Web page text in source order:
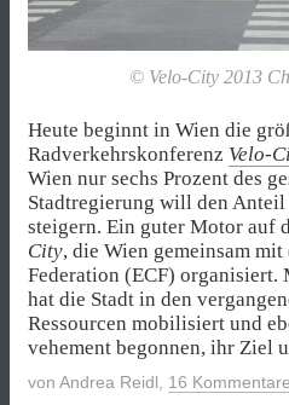
© Velo-City 2013
Heute beginnt in Wien die
Radverkehrskonferenz Velo-
Wien nur sechs Prozent des
Stadtregierung will den
steigern. Ein guter Motor auf
City, die Wien gemeinsam
Federation (ECF) organisiert.
hat die Stadt in den
Ressourcen mobilisiert und
vehement begonnen, ihr Ziel
von Andrea Reidl, 16 Kommentare